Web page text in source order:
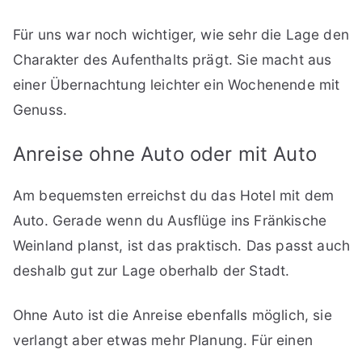
Für uns war noch wichtiger, wie sehr die Lage den
Charakter des Aufenthalts prägt. Sie macht aus
einer Übernachtung leichter ein Wochenende mit
Genuss.
Anreise ohne Auto oder mit Auto
Am bequemsten erreichst du das Hotel mit dem
Auto. Gerade wenn du Ausflüge ins Fränkische
Weinland planst, ist das praktisch. Das passt auch
deshalb gut zur Lage oberhalb der Stadt.
Ohne Auto ist die Anreise ebenfalls möglich, sie
verlangt aber etwas mehr Planung. Für einen